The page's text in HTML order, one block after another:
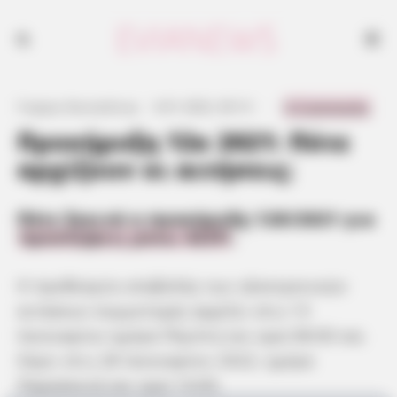
Προκήρυξη 12κ 2021: Πότε
αρχίζουν οι αιτήσεις;
Πότε ξεκινά η προκήρυξη 12K/2021 για
προσλήψεις μέσω ΑΣΕΠ.